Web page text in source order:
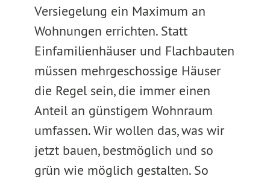
Versiegelung ein Maximum an
Wohnungen errichten. Statt
Einfamilienhäuser und Flachbauten
müssen mehrgeschossige Häuser
die Regel sein, die immer einen
Anteil an günstigem Wohnraum
umfassen. Wir wollen das, was wir
jetzt bauen, bestmöglich und so
grün wie möglich gestalten. So